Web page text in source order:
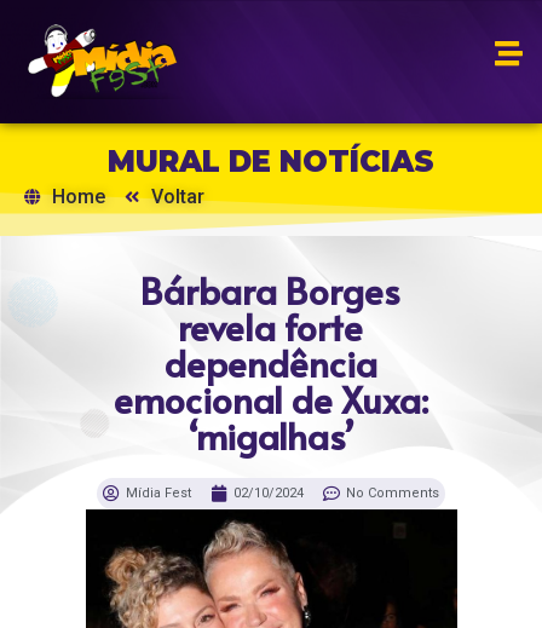
MURAL DE NOTÍCIAS
Home Voltar
Bárbara Borges
revela forte
dependência
emocional de Xuxa:
‘migalhas’
Mídia Fest 02/10/2024 No Comments